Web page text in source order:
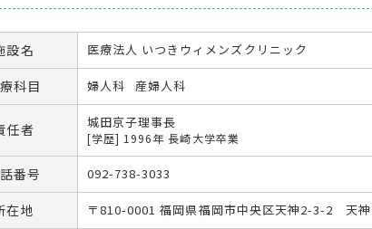
設名 医療法人 いつきウィメンズクリニック
科目 婦人科 産婦人科
任者 城田京子理事長
[学歴] 1996年 長崎大学卒業
番号 092-738-3033
在地 〒810-0001 福岡県福岡市中央区天神2-3-2 天神